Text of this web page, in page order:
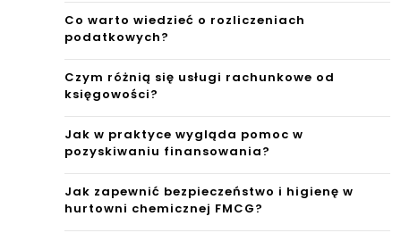
Co warto wiedzieć o rozliczeniach
podatkowych?
Czym różnią się usługi rachunkowe od
księgowości?
Jak w praktyce wygląda pomoc w
pozyskiwaniu finansowania?
Jak zapewnić bezpieczeństwo i higienę w
hurtowni chemicznej FMCG?